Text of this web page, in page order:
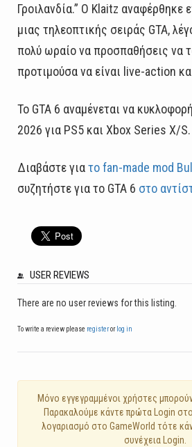
Γροιλανδία.” Ο Klaitz αναφέρθηκε
μιας τηλεοπτικής σειράς GTA,
πολύ ωραίο να προσπαθήσεις να
προτιμούσα να είναι live-action
Το GTA 6 αναμένεται να
2026 για PS5 και Xbox Series X/S.
Διαβάστε γιατο fan-made mod
συζητήστε για το GTA 6 στο
USER REVIEWS
There are no user reviews for this listing.
To write a review please registeror log in
Mόνο εγγεγραμμένοι χρήστες
Παρακαλούμε κάντε πρώτα Login
λογαριασμό στο GameWorld τότε
συνέχεια Login.